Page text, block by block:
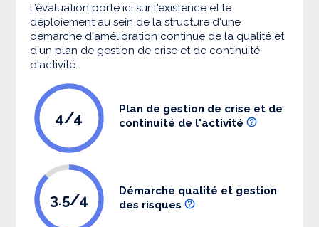
L’évaluation porte ici sur l'existence et le
déploiement au sein de la structure d'une
démarche d'amélioration continue de la qualité et
d'un plan de gestion de crise et de continuité
d'activité.
4/4
Plan de gestion de crise et de
continuité de l'activité
3.5/4
Démarche qualité et gestion
des risques